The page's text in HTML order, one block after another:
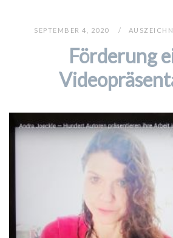
SEPTEMBER 4, 2020
Förderung